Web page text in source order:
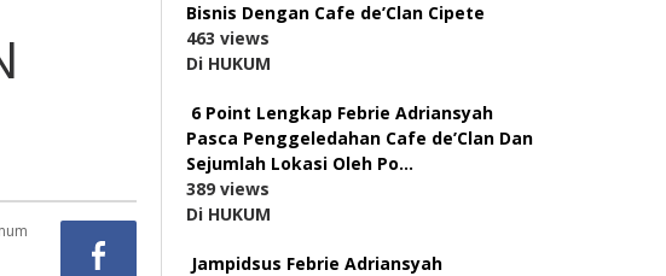
Bisnis Dengan Cafe de’Clan Cipete
463 views
Di HUKUM
6 Point Lengkap Febrie Adriansyah
Pasca Penggeledahan Cafe de’Clan Dan
Sejumlah Lokasi Oleh Po…
389 views
Di HUKUM
Jampidsus Febrie Adriansyah